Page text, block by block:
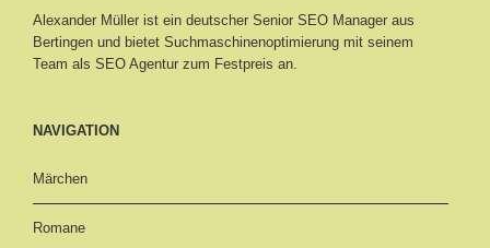
Alexander Müller ist ein deutscher Senior SEO Manager aus
Bertingen und bietet Suchmaschinenoptimierung mit seinem
Team als SEO Agentur zum Festpreis an.
NAVIGATION
Märchen
Romane